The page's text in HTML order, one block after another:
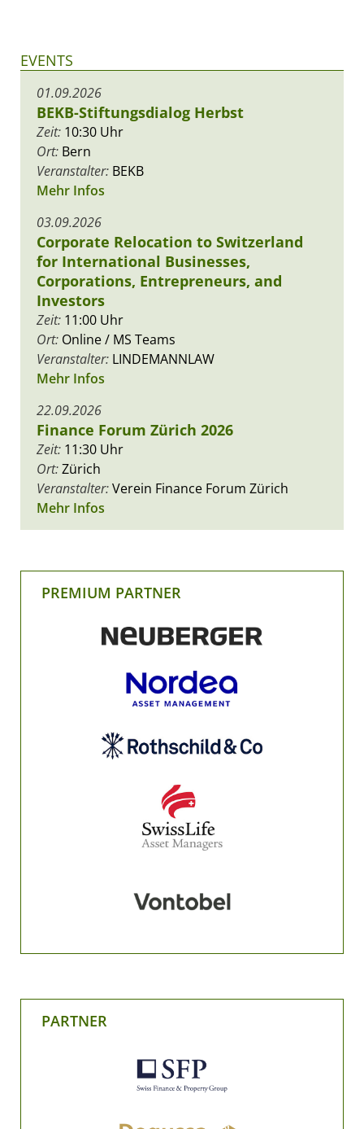
EVENTS
01.09.2026
BEKB-Stiftungsdialog Herbst
Zeit: 10:30 Uhr
Ort: Bern
Veranstalter: BEKB
Mehr Infos
03.09.2026
Corporate Relocation to Switzerland
for International Businesses,
Corporations, Entrepreneurs, and
Investors
Zeit: 11:00 Uhr
Ort: Online / MS Teams
Veranstalter: LINDEMANNLAW
Mehr Infos
22.09.2026
Finance Forum Zürich 2026
Zeit: 11:30 Uhr
Ort:Zürich
Veranstalter:Verein Finance Forum Zürich
Mehr Infos
PREMIUM PARTNER
PARTNER